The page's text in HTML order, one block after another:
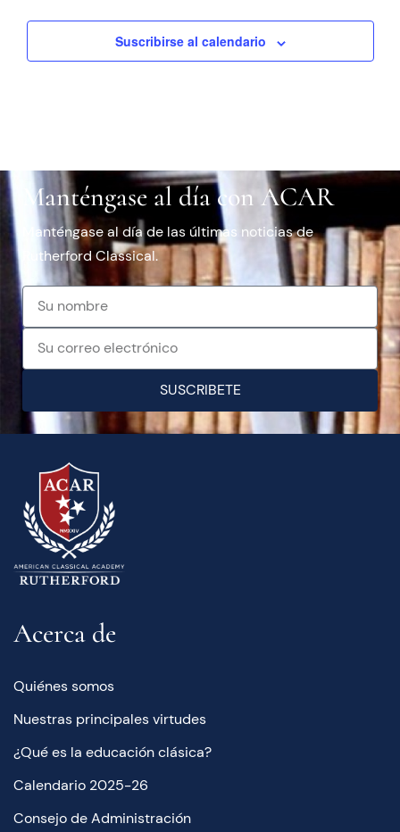
Suscribirse al calendario
Manténgase al día con ACAR
Manténgase al día de las últimas noticias de
Rutherford Classical.
SUSCRIBETE
Acerca de
Quiénes somos
Nuestras principales virtudes
¿Qué es la educación clásica?
Calendario 2025-26
Consejo de Administración